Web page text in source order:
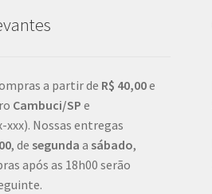
a partir de R$ 40,00e
Cambuci/SP e
xxx). Nossas entregas
, de segunda a sábado,
após as 18h00 serão